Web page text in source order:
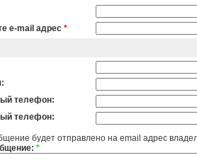
e-mail адрес *
телефон:
телефон:
будет отправлено на email адрес
*